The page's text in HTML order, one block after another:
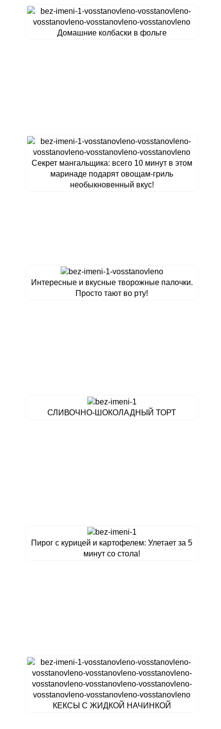
Домашние колбаски в фольге
Секрет мангальщика: всего 10 минут в этом
маринаде подарят овощам-гриль
необыкновенный вкус!
Интересные и вкусные творожные палочки.
Просто тают во рту!
СЛИВОЧНО-ШОКОЛАДНЫЙ ТОРТ
Пирог с курицей и картофелем: Улетает за 5
минут со стола!
КЕКСЫ С ЖИДКОЙ НАЧИНКОЙ